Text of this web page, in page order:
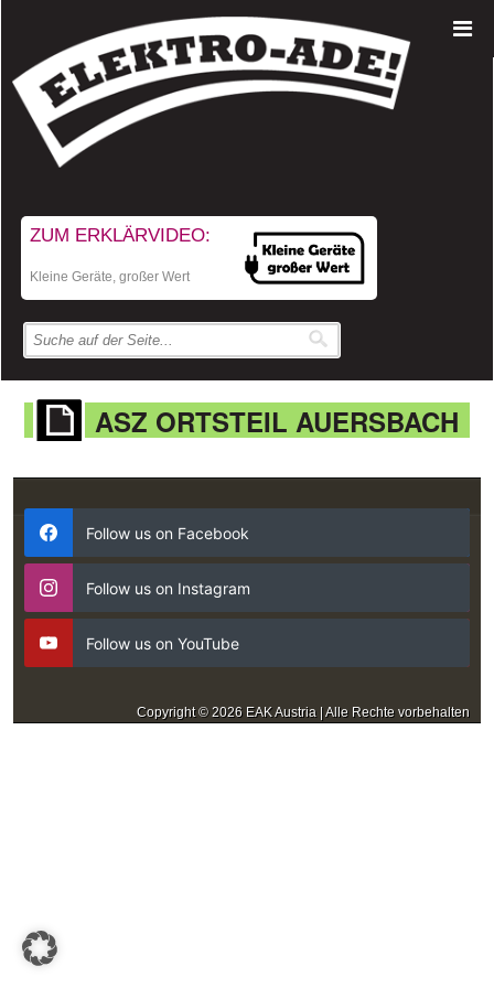
ZUM ERKLÄRVIDEO:
Kleine Geräte, großer Wert
ASZ ORTSTEIL AUERSBACH
Follow us on Facebook
Follow us on Instagram
Follow us on YouTube
Copyright © 2026 EAK Austria | Alle Rechte vorbehalten